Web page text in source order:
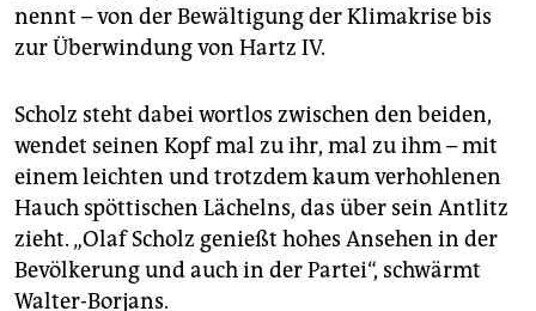
nennt – von der Bewältigung der Klimakrise bis
zur Überwindung von Hartz IV.
Scholz steht dabei wortlos zwischen den beiden,
wendet seinen Kopf mal zu ihr, mal zu ihm – mit
einem leichten und trotzdem kaum verhohlenen
Hauch spöttischen Lächelns, das über sein Antlitz
zieht. „Olaf Scholz genießt hohes Ansehen in der
Bevölkerung und auch in der Partei“, schwärmt
Walter-Borjans.